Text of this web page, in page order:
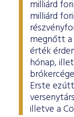
milliárd
milliárd
megnőtt a
érték
hónap,
Erste
illetve a